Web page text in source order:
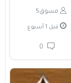
مسوق5
قبل 1 أسبوع